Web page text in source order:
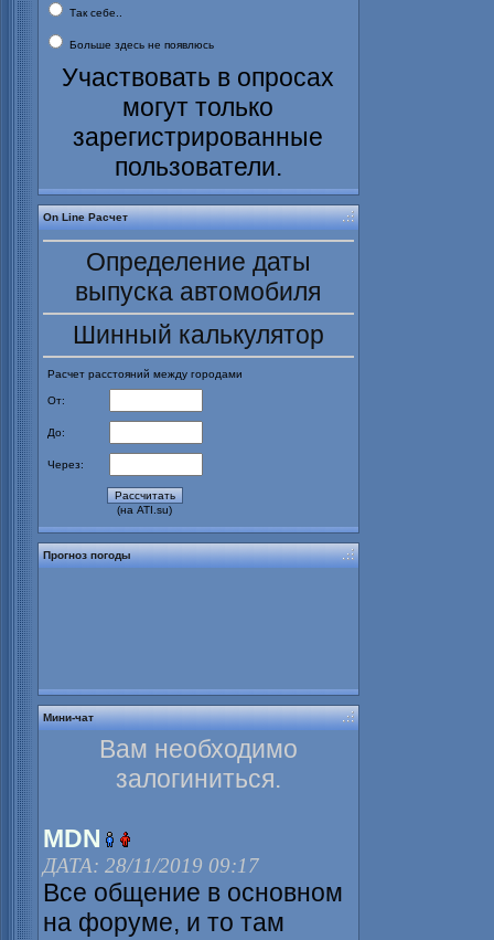
Так себе..
Больше здесь не появлюсь
Участвовать в опросах
могут только
зарегистрированные
пользователи.
On Line Расчет
Определение даты
выпуска автомобиля
Шинный калькулятор
Расчет расстояний между городами
От:
До:
Через:
(на ATI.su)
Прогноз погоды
Мини-чат
Вам необходимо
залогиниться.
MDN
ДАТА: 28/11/2019 09:17
Все общение в основном
на форуме, и то там